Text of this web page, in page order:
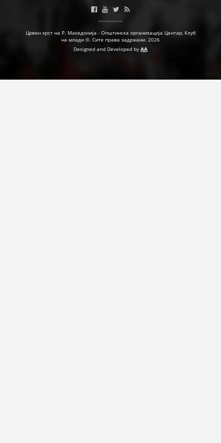
Црвен крст на Р. Македонија - Општинска организација Центар, Клуб
на млади ©. Сите права задржани. 2026
Designed and Developed by AA